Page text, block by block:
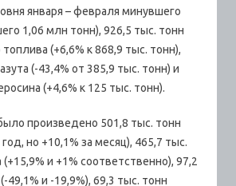
января – февраля минувшего
1,06 млн тонн), 926,5 тыс. тонн
(+6,6% к 868,9 тыс. тонн),
(-43,4% от 385,9 тыс. тонн) и
(+4,6% к 125 тыс. тонн).
произведено 501,8 тыс. тонн
но +10,1% за месяц), 465,7 тыс.
и +1% соответственно), 97,2
49,1% и -19,9%), 69,3 тыс. тонн